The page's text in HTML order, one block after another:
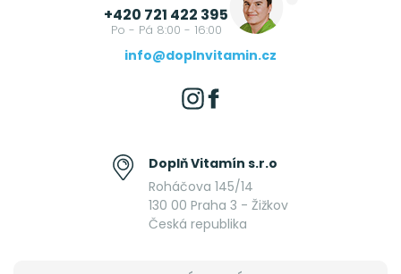
+420 721 422 395
Po - Pá 8:00 - 16:00
info@doplnvitamin.cz
Doplň Vitamín s.r.o
Roháčova 145/14
130 00 Praha 3 - Žižkov
Česká republika